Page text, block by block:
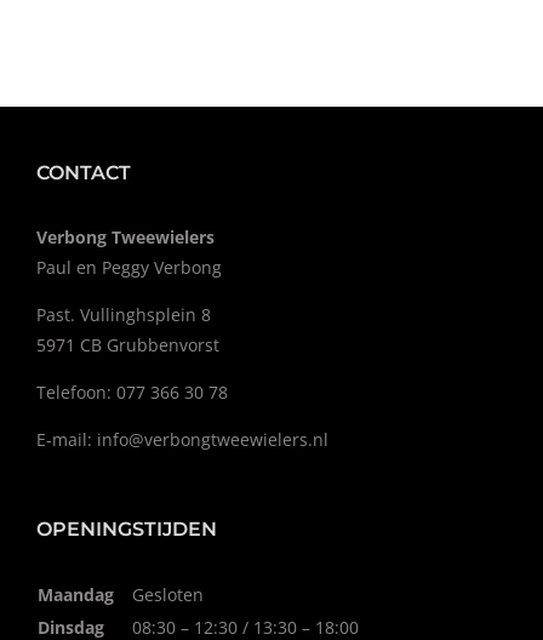
CONTACT
Verbong Tweewielers
Paul en Peggy Verbong
Past. Vullinghsplein 8
5971 CB Grubbenvorst
Telefoon: 077 366 30 78
E-mail: info@verbongtweewielers.nl
OPENINGSTIJDEN
Maandag
Gesloten
Dinsdag
08:30 – 12:30 / 13:30 – 18:00